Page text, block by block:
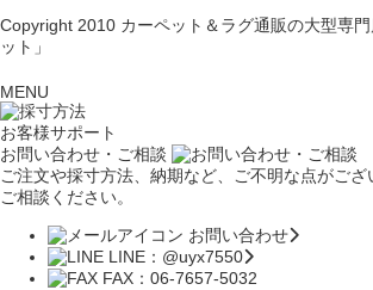
Copyright 2010 カーペット＆ラグ通販の大型専
ット」
MENU
お客様サポート
お問い合わせ・ご相談
ご注文や採寸方法、納期など、ご不明な点がご
ご相談ください。
お問い合わせ
LINE：@uyx7550
FAX：06-7657-5032